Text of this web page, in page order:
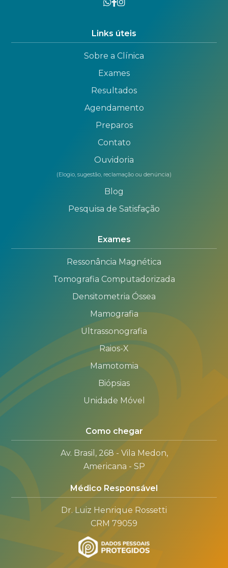
Links úteis
Sobre a Clínica
Exames
Resultados
Agendamento
Preparos
Contato
Ouvidoria
(Elogio, sugestão, reclamação ou denúncia)
Blog
Pesquisa de Satisfação
Exames
Ressonância Magnética
Tomografia Computadorizada
Densitometria Óssea
Mamografia
Ultrassonografia
Raios-X
Mamotomia
Biópsias
Unidade Móvel
Como chegar
Av. Brasil, 268 - Vila Medon,
Americana - SP
Médico Responsável
Dr. Luiz Henrique Rossetti
CRM 79059